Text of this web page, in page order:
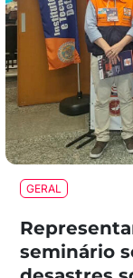
GERAL
seminário